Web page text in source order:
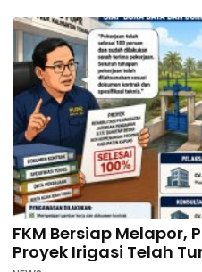
FKM Bersiap Melapor,
Proyek Irigasi Telah